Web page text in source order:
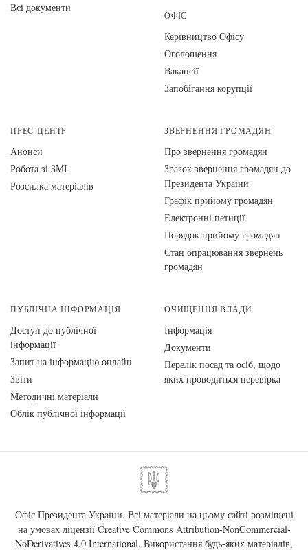
Всі документи
ОФІС
Керівництво Офісу
Оголошення
Вакансії
Запобігання корупції
ПРЕС-ЦЕНТР
Анонси
Робота зі ЗМІ
Розсилка матеріалів
ЗВЕРНЕННЯ ГРОМАДЯН
Про звернення громадян
Зразок звернення громадян до
Президента України
Графік прийому громадян
Електронні петиції
Порядок прийому громадян
Стан опрацювання звернень
громадян
ПУБЛІЧНА ІНФОРМАЦІЯ
Доступ до публічної
інформації
Запит на інформацію онлайн
Звіти
Методичні матеріали
Облік публічної інформації
ОЧИЩЕННЯ ВЛАДИ
Інформація
Документи
Перелік посад та осіб, щодо
яких проводиться перевірка
Офіс Президента України. Всі матеріали на цьому сайті розміщені
на умовах ліцензії Creative Commons Attribution-NonCommercial-
NoDerivatives 4.0 International. Використання будь-яких матеріалів,